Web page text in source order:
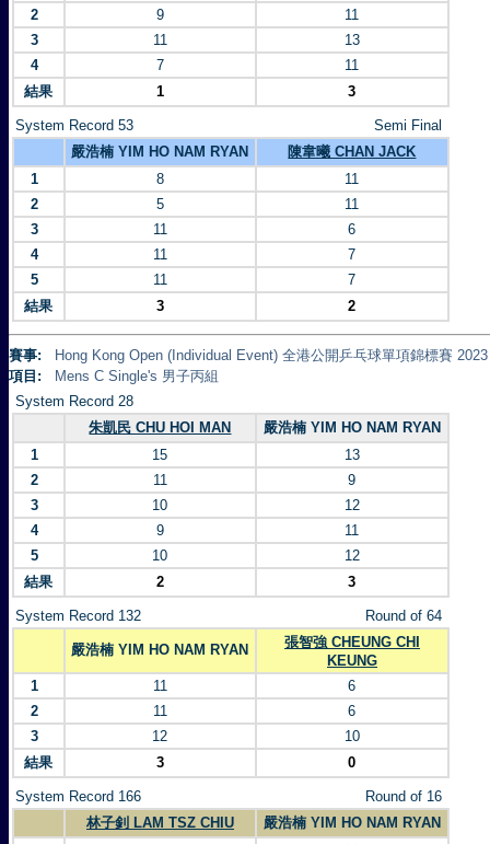
2
9
11
3
11
13
4
7
11
結果
1 3
System Record 53
Semi Final
嚴浩楠 YIM HO NAM RYAN
陳韋曦 CHAN JACK
1
8
11
2
5
11
3
11
6
4
11
7
5
11
7
結果
3 2
賽事:
Hong Kong Open (Individual Event) 全港公開乒乓球單項錦標賽 2023
項目:
Mens C Single's 男子丙組
System Record 28
朱凱民 CHU HOI MAN
嚴浩楠 YIM HO NAM RYAN
1
15
13
2
11
9
3
10
12
4
9
11
5
10
12
結果
2 3
System Record 132 Round of 64
嚴浩楠 YIM HO NAM RYAN
張智強 CHEUNG CHI
KEUNG
1
11
6
2
11
6
3
12
10
結果
3 0
System Record 166
Round of 16
林子釗 LAM TSZ CHIU
嚴浩楠 YIM HO NAM RYAN